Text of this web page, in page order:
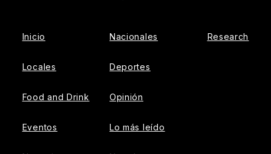
Inicio
Locales
Food and Drink
Eventos
Nacionales
Deportes
Opinión
Lo más leído
Research